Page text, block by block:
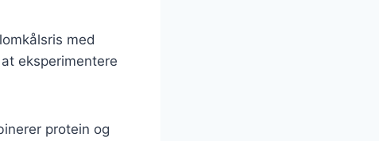
med
eksperimentere
protein og